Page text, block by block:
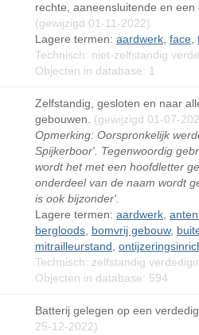
rechte, aaneensluitende en
(gewijzigd 01-11-2022)
Lagere termen: aardwerk face
Technisch: niet-zelfstandig
Objecten in database: 1
Zelfstandig, gesloten en naar
gebouwen. (gewijzigd 01-07-
Opmerking: Oorspronkelijk
Spijkerboor'. Tegenwoordig
wordt het met een hoofdletter
onderdeel van de naam wordt
is ook bijzonder'.
Lagere termen: aardwerk
bergloods bomvrij gebouw,
mitrailleurstand
Technisch: zelfstandig
Objecten in database: 594
Batterij gelegen op een
25-12-2022)